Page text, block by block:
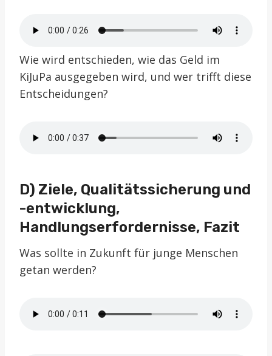
Wie wird entschieden, wie das Geld im
KiJuPa ausgegeben wird, und wer trifft diese
Entscheidungen?
D) Ziele, Qualitätssicherung und
-entwicklung,
Handlungserfordernisse, Fazit
Was sollte in Zukunft für junge Menschen
getan werden?